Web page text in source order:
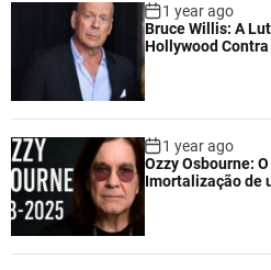
1 year ago
Bruce Willis: A
Hollywood
1 year ago
Ozzy Osbourne:
Imortalização de